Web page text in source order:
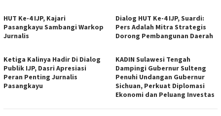
HUT Ke-4 IJP, Kajari
Pasangkayu Sambangi Warkop
Jurnalis
Dialog HUT Ke-4 IJP, Suardi:
Pers Adalah Mitra Strategis
Dorong Pembangunan Daerah
Ketiga Kalinya Hadir Di Dialog
Publik IJP, Dasri Apresiasi
Peran Penting Jurnalis
Pasangkayu
KADIN Sulawesi Tengah
Dampingi Gubernur Sulteng
Penuhi Undangan Gubernur
Sichuan, Perkuat Diplomasi
Ekonomi dan Peluang Investas